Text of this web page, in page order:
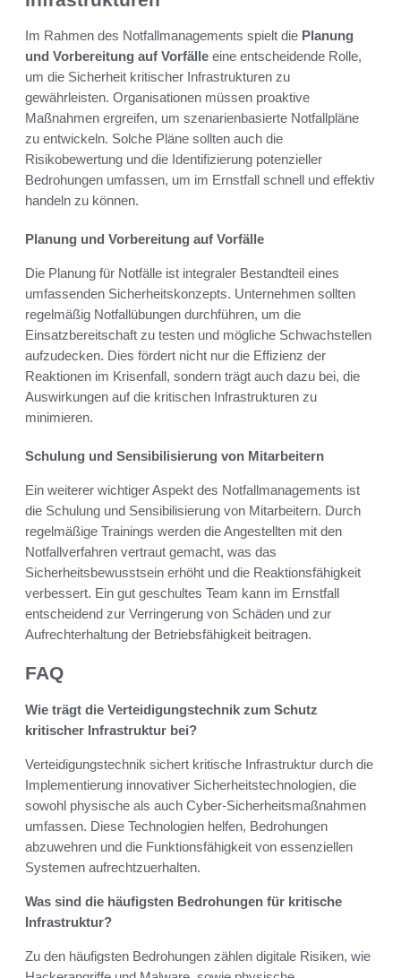
Im Rahmen des Notfallmanagements spielt die Planung
und Vorbereitung auf Vorfälle eine entscheidende Rolle,
um die Sicherheit kritischer Infrastrukturen zu
gewährleisten. Organisationen müssen proaktive
Maßnahmen ergreifen, um szenarienbasierte Notfallpläne
zu entwickeln. Solche Pläne sollten auch die
Risikobewertung und die Identifizierung potenzieller
Bedrohungen umfassen, um im Ernstfall schnell und effektiv
handeln zu können.
Planung und Vorbereitung auf Vorfälle
Die Planung für Notfälle ist integraler Bestandteil eines
umfassenden Sicherheitskonzepts. Unternehmen sollten
regelmäßig Notfallübungen durchführen, um die
Einsatzbereitschaft zu testen und mögliche Schwachstellen
aufzudecken. Dies fördert nicht nur die Effizienz der
Reaktionen im Krisenfall, sondern trägt auch dazu bei, die
Auswirkungen auf die kritischen Infrastrukturen zu
minimieren.
Schulung und Sensibilisierung von Mitarbeitern
Ein weiterer wichtiger Aspekt des Notfallmanagements ist
die Schulung und Sensibilisierung von Mitarbeitern. Durch
regelmäßige Trainings werden die Angestellten mit den
Notfallverfahren vertraut gemacht, was das
Sicherheitsbewusstsein erhöht und die Reaktionsfähigkeit
verbessert. Ein gut geschultes Team kann im Ernstfall
entscheidend zur Verringerung von Schäden und zur
Aufrechterhaltung der Betriebsfähigkeit beitragen.
FAQ
Wie trägt die Verteidigungstechnik zum Schutz
kritischer Infrastruktur bei?
Verteidigungstechnik sichert kritische Infrastruktur durch die
Implementierung innovativer Sicherheitstechnologien, die
sowohl physische als auch Cyber-Sicherheitsmaßnahmen
umfassen. Diese Technologien helfen, Bedrohungen
abzuwehren und die Funktionsfähigkeit von essenziellen
Systemen aufrechtzuerhalten.
Was sind die häufigsten Bedrohungen für kritische
Infrastruktur?
Zu den häufigsten Bedrohungen zählen digitale Risiken, wie